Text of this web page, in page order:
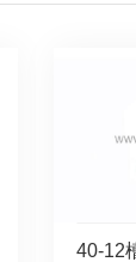
40-12